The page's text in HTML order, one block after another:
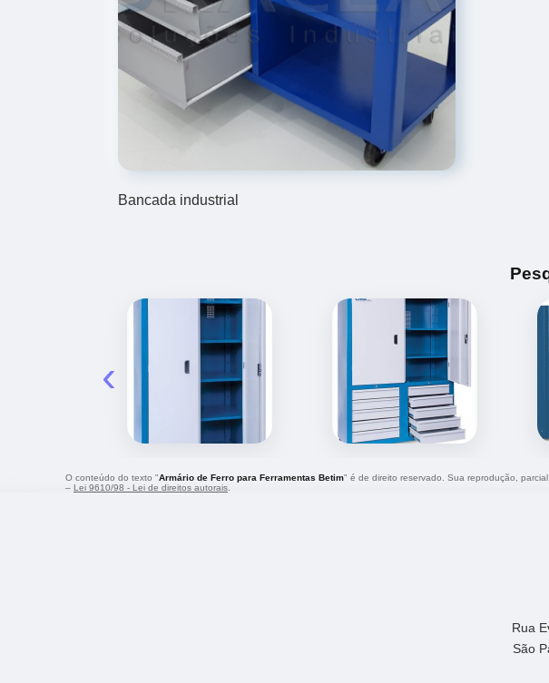
Bancada industrial
‹
O conteúdo do texto "Armário de Ferro para Ferramentas Betim" é de direito reservado. Sua reprodução,
– Lei 9610/98 - Lei de direitos autorais.
Rua
São